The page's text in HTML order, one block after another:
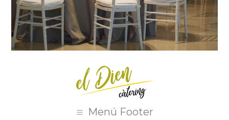
Menú Footer